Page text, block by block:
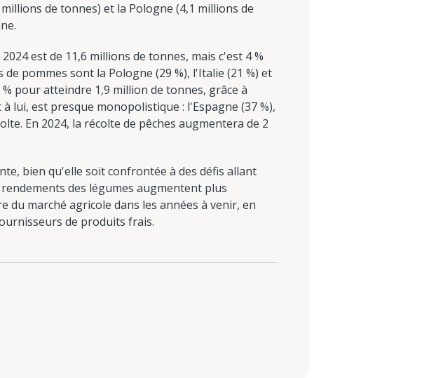
de tonnes) et la Pologne (4,1 millions de
est de 11,6 millions de tonnes, mais c'est 4 %
pommes sont la Pologne (29 %), l'Italie (21 %) et
pour atteindre 1,9 million de tonnes, grâce à
lui, est presque monopolistique : l'Espagne (37 %),
En 2024, la récolte de pêches augmentera de 2
bien qu'elle soit confrontée à des défis allant
des légumes augmentent plus
marché agricole dans les années à venir, en
de produits frais.